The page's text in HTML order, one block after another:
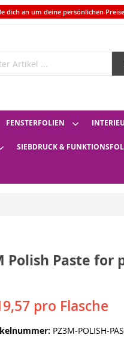
dich an um deine persönlichen Preise
FENSTERFOLIEN
SIEBDRUCK &
Polish Paste for
pro Flasche
PZ3M-POLISH-